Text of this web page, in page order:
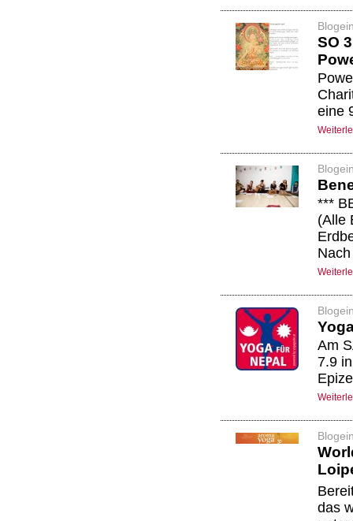
SO
eine
***
(Alle
Am
7.9
das